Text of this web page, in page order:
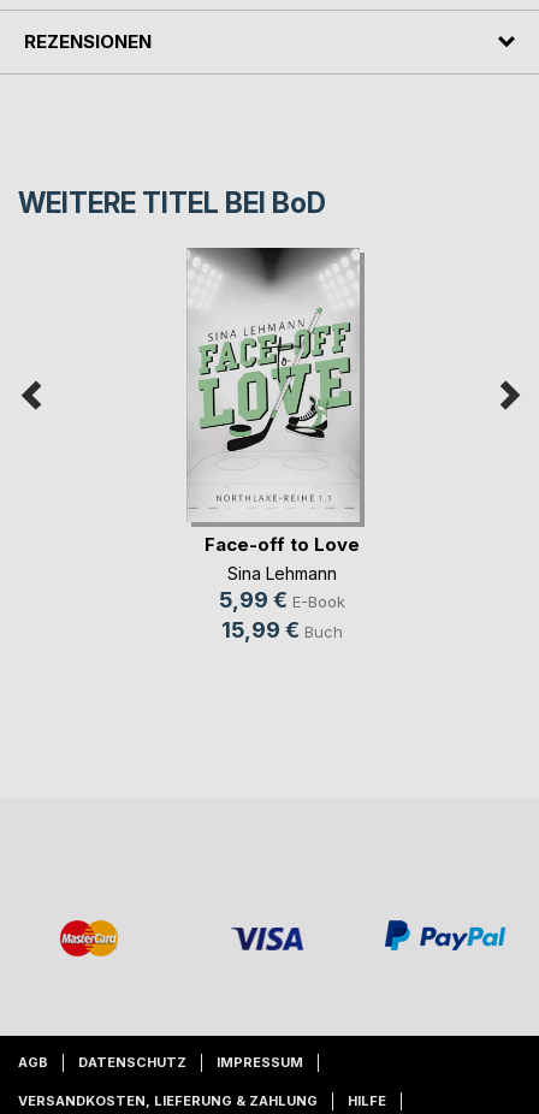
REZENSIONEN
WEITERE TITEL BEI BoD
Face-off to Love
Sina Lehmann
5,99 € E-Book
15,99 € Buch
AGB DATENSCHUTZ IMPRESSUM
VERSANDKOSTEN, LIEFERUNG & ZAHLUNG HILFE